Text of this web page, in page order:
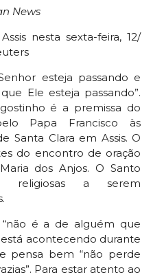
News
nesta sexta-feira, 12/
esteja passando e
Ele esteja passando”.
é a premissa do
Papa Francisco às
Santa Clara em Assis. O
do encontro de oração
dos Anjos. O Santo
religiosas a serem
“não é a de alguém que
acontecendo durante
pensa bem “não perde
Para estar atento ao